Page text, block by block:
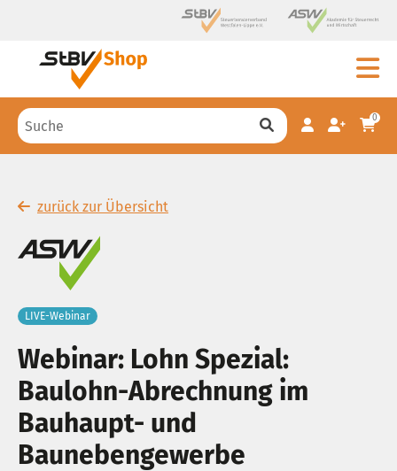
0
zurück zur Übersicht
LIVE-Webinar
Webinar: Lohn Spezial:
Baulohn-Abrechnung im
Bauhaupt- und
Baunebengewerbe